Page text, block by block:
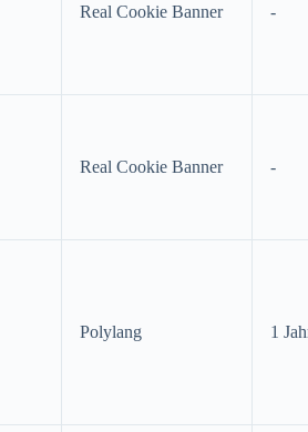
Real Cookie Banner -
Real Cookie Banner -
Polylang 1